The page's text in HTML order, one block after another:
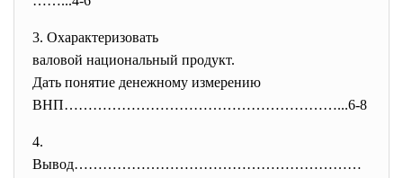
3. Охарактеризовать
валовой национальный продукт.
Дать понятие денежному измерению
ВНП…………………………………………………...6-8
4.
Вывод……………………………………………………